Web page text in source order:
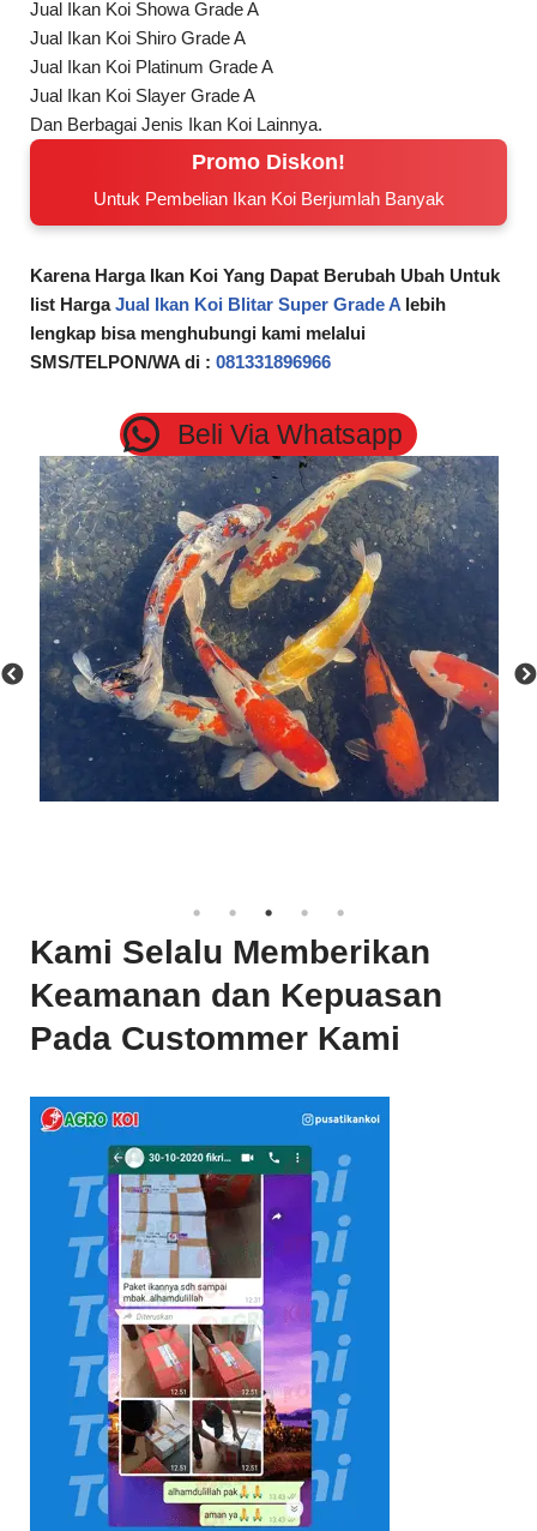
Promo Diskon!
Untuk Pembelian Ikan Koi Berjumlah Banyak
Karena Harga Ikan Koi Yang Dapat Berubah Ubah Untuk
Jual Ikan Koi Blitar Super Grade A
lengkap bisa menghubungi kami melalui
SMS/TELPON/WA di :081331896966
Beli Via Whatsapp
Pada Custommer Kami
Testimoni 132